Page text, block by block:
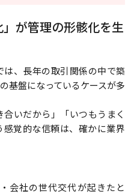
が管理の形骸化を生
、長年の取引関係の中で築
基盤になっているケースが多
合いだから」「いつもうまく
覚的な信頼は、確かに業界
会社の世代交代が起きたと